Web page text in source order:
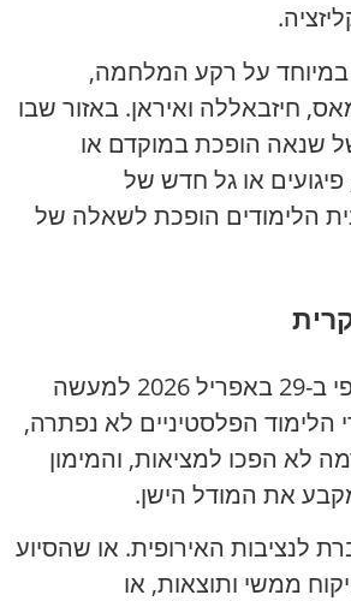
במיוחד על רקע המלחמה,
חיזבאללה ואיראן. באזור שבו
של שנאה הופכת במוקדם או
או גל חדש של
הלימודים הופכת לשאלה של
הפרלמנט האירופי ב-29 באפריל 2026 למעשה
הלימוד הפלסטיניים לא נפתרה,
לא הפכו למציאות, והמימון
את המודל הישן.
לנציבות האירופית. או שהסיוע
ממשי ותוצאות, או